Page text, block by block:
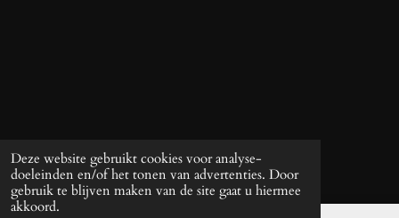
Deze website gebruikt cookies voor analyse-
doeleinden en/of het tonen van advertenties. Door
gebruik te blijven maken van de site gaat u hiermee
akkoord.